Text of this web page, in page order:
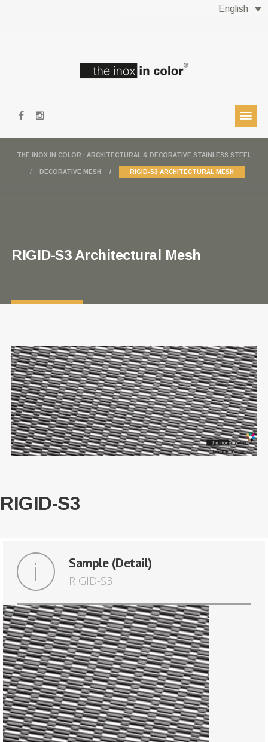
English
THE INOX IN COLOR · ARCHITECTURAL & DECORATIVE STAINLESS STEEL
DECORATIVE MESH RIGID-S3 ARCHITECTURAL MESH
RIGID-S3 Architectural Mesh
RIGID-S3
Sample (Detail)
RIGID-S3